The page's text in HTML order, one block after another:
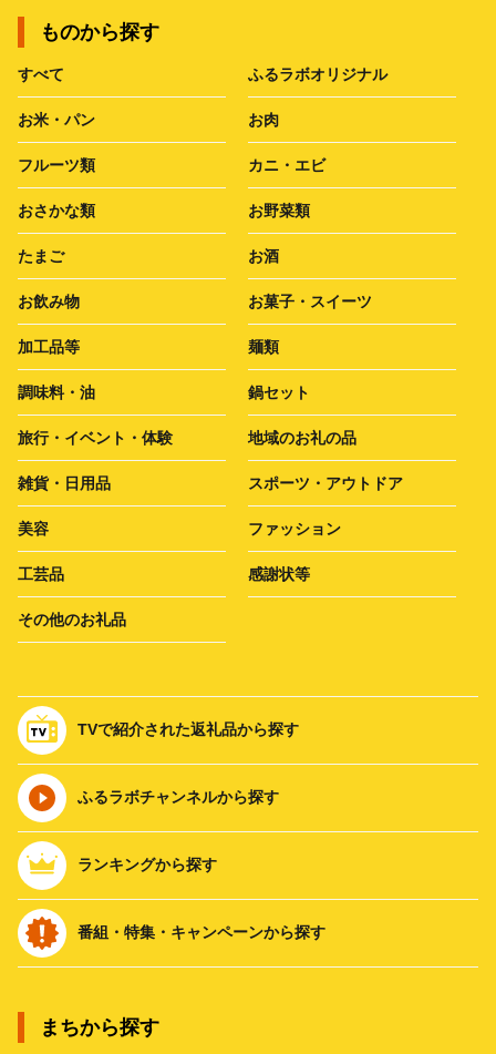
ものから探す
すべて ふるラボオリジナル
お米・パン お肉
フルーツ類 カニ・エビ
おさかな類 お野菜類
たまご お酒
お飲み物 お菓子・スイーツ
加工品等 麺類
調味料・油 鍋セット
旅行・イベント・体験 地域のお礼の品
雑貨・日用品 スポーツ・アウトドア
美容 ファッション
工芸品 感謝状等
その他のお礼品
TVで紹介された返礼品から探す
ふるラボチャンネルから探す
ランキングから探す
番組・特集・キャンペーンから探す
まちから探す